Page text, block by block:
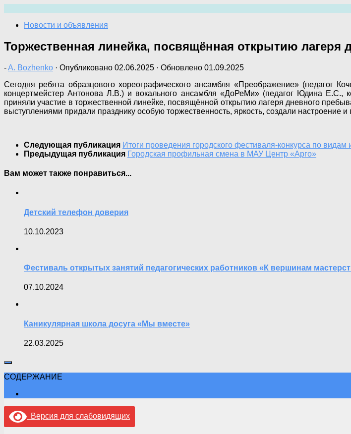
содержимому
Новости и объявления
Торжественная линейка, посвящённая открытию
-A. Bozhenko · Опубликовано 02.06.2025 · Обновлено 01.09.2025
Сегодня ребята образцового хореографического ансамбля «Преображение» (педагог
концертмейстер Антонова Л.В.) и вокального ансамбля «ДоРеМи» (педагог Юдина Е.С.,
приняли участие в торжественной линейке, посвящённой открытию лагеря дневного
выступлениями придали празднику особую торжественность, яркость, создали
Следующая публикация Итоги проведения городского фестиваля-конкурса по
Предыдущая публикация Городская профильная смена в МАУ Центр «Арго»
Вам может также понравиться...
Детский телефон доверия
10.10.2023
Фестиваль открытых занятий педагогических работников «К вершинам
07.10.2024
Каникулярная школа досуга «Мы вместе»
22.03.2025
СОДЕРЖАНИЕ
Версия для слабовидящих